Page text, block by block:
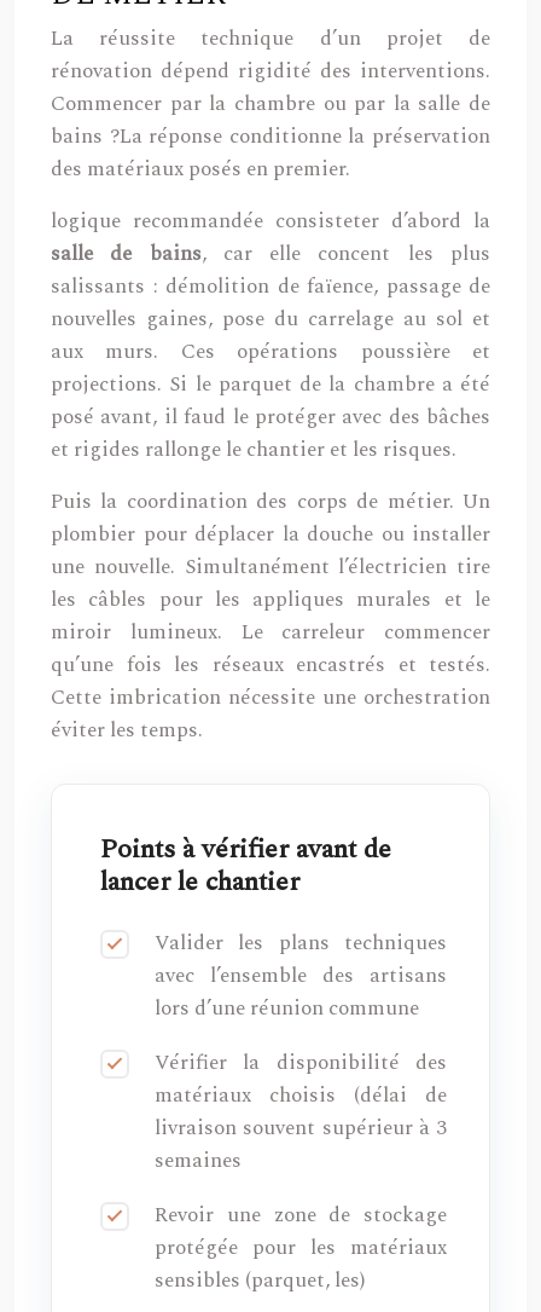
La réussite technique d’un projet de
rénovation dépend rigidité des interventions.
Commencer par la chambre ou par la salle de
bains ?La réponse conditionne la préservation
des matériaux posés en premier.
logique recommandée consisteter d’abord la
salle de bains, car elle concent les plus
salissants : démolition de faïence, passage de
nouvelles gaines, pose du carrelage au sol et
aux murs. Ces opérations poussière et
projections. Si le parquet de la chambre a été
posé avant, il faud le protéger avec des bâches
et rigides rallonge le chantier et les risques.
Puis la coordination des corps de métier. Un
plombier pour déplacer la douche ou installer
une nouvelle. Simultanément l’électricien tire
les câbles pour les appliques murales et le
miroir lumineux. Le carreleur commencer
qu’une fois les réseaux encastrés et testés.
Cette imbrication nécessite une orchestration
éviter les temps.
Points à vérifier avant de
lancer le chantier
Valider les plans techniques
avec l’ensemble des artisans
lors d’une réunion commune
Vérifier la disponibilité des
matériaux choisis (délai de
livraison souvent supérieur à 3
semaines
Revoir une zone de stockage
protégée pour les matériaux
sensibles (parquet, les)